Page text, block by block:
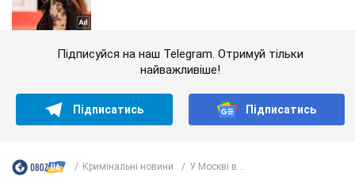
Підписуйся на наш Telegram. Отримуй тільки
найважливіше!
Підписатись Підписатись
Кримінальні новини У Москві в...